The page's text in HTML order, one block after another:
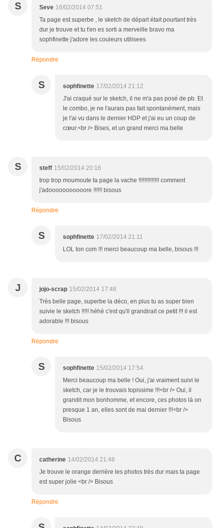
S Seve 16/02/2014 07:51
Ta page est superbe , le sketch de départ était pourtant très
dur je trouve et tu t'en es sorti a merveille bravo ma
sophfinette j'adore les couleurs utilisees
Répondre
S sophfinette 17/02/2014 21:12
J'ai craqué sur le sketch, il ne m'a pas posé de pb. Et
le combo, je ne l'aurais pas fait spontanément, mais
je l'ai vu dans le dernier HDP et j'ai eu un coup de
cœur.<br /> Bises, et un grand merci ma belle
S steff 15/02/2014 20:16
trop trop moumoute ta page la vache !!!!!!!!!!!!!! comment
j'adooooooooooore !!!!!! bisous
Répondre
S sophfinette 17/02/2014 21:11
LOL ton com !!! merci beaucoup ma belle, bisous !!!
J jojo-scrap 15/02/2014 17:48
Très belle page, superbe la déco, en plus tu as super bien
suivie le sketch !!!!! héhé c'est qu'il grandirait ce petit !!! il est
adorable !!! bisous
Répondre
S sophfinette 15/02/2014 17:54
Merci beaucoup ma belle ! Oui, j'ai vraiment suivi le
sketch, car je le trouvais topissime !!!<br /> Oui, il
grandit mon bonhomme, et encore, ces photos là on
presque 1 an, elles sont de mai dernier !!!<br />
Bisous
C catherine 14/02/2014 21:46
Je trouve le orange derrière les photos très dur mais ta page
est super jolie <br /> Bisous
Répondre